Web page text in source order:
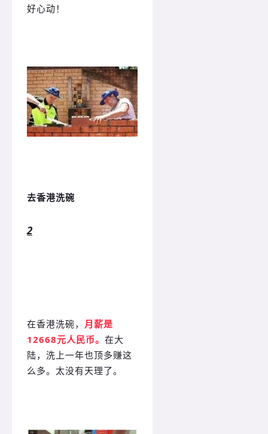
好心动！
去香港洗碗
2
在香港洗碗， 月薪是
12668元人民币。 在大
陆，洗上一年也顶多赚这
么多。太没有天理了。